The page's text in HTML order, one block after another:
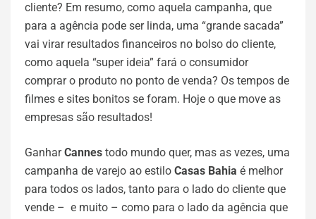
cliente? Em resumo, como aquela campanha, que
para a agência pode ser linda, uma “grande sacada”
vai virar resultados financeiros no bolso do cliente,
como aquela “super ideia” fará o consumidor
comprar o produto no ponto de venda? Os tempos de
filmes e sites bonitos se foram. Hoje o que move as
empresas são resultados!
GanharCannes todo mundo quer, mas as vezes, uma
campanha de varejo ao estilo Casas Bahia é melhor
para todos os lados, tanto para o lado do cliente que
vende – e muito – como para o lado da agência que